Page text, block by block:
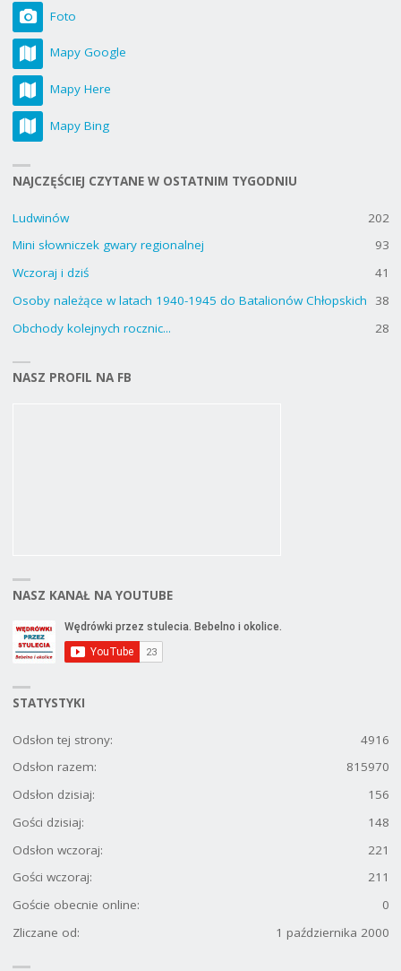
Foto
Mapy Google
Mapy Here
Mapy Bing
NAJCZĘŚCIEJ CZYTANE W OSTATNIM TYGODNIU
Ludwinów
202
Mini słowniczek gwary regionalnej
93
Wczoraj i dziś
41
Osoby należące w latach 1940-1945 do Batalionów Chłopskich
38
Obchody kolejnych rocznic...
28
NASZ PROFIL NA FB
NASZ KANAŁ NA YOUTUBE
STATYSTYKI
4916
Odsłon tej strony:
815970
Odsłon razem:
156
Odsłon dzisiaj:
148
Gości dzisiaj:
221
Odsłon wczoraj:
211
Gości wczoraj:
0
Goście obecnie online:
1 października 2000
Zliczane od: